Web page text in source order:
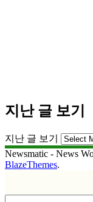
지난 글 보기
지난 글 보기
Newsmatic - News
BlazeThemes.